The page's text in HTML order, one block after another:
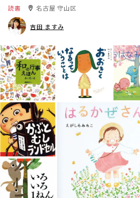
読書 名古屋 守山区
吉田 ますみ